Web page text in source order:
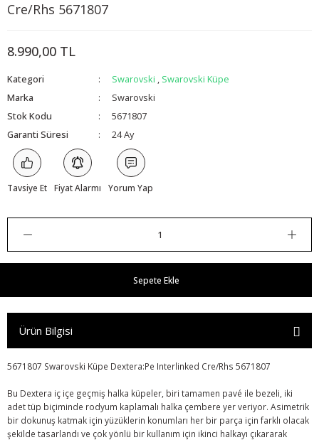
Cre/Rhs 5671807
8.990,00 TL
Kategori Swarovski , Swarovski Küpe
Marka
Swarovski
Stok Kodu
5671807
Garanti Süresi
24 Ay
Tavsiye Et Fiyat Alarmı Yorum Yap
Sepete Ekle
Ürün Bilgisi
5671807 Swarovski Küpe Dextera:Pe Interlinked Cre/Rhs 5671807
Bu Dextera iç içe geçmiş halka küpeler, biri tamamen pavé ile bezeli, iki
adet tüp biçiminde rodyum kaplamalı halka çembere yer veriyor. Asimetrik
bir dokunuş katmak için yüzüklerin konumları her bir parça için farklı olacak
şekilde tasarlandı ve çok yönlü bir kullanım için ikinci halkayı çıkararak